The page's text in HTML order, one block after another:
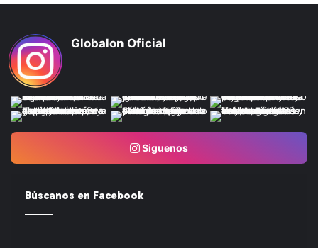
Globalon Oficial
Siguenos
Búscanos en Facebook